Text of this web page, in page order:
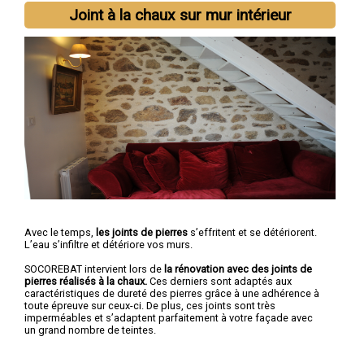
Joint à la chaux sur mur intérieur
Avec le temps, les joints de pierres s’effritent et se détériorent.
L’eau s’infiltre et détériore vos murs.
SOCOREBAT intervient lors de la rénovation avec des joints de
pierres réalisés à la chaux. Ces derniers sont adaptés aux
caractéristiques de dureté des pierres grâce à une adhérence à
toute épreuve sur ceux-ci. De plus, ces joints sont très
imperméables et s’adaptent parfaitement à votre façade avec
un grand nombre de teintes.